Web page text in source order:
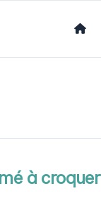
à croquer